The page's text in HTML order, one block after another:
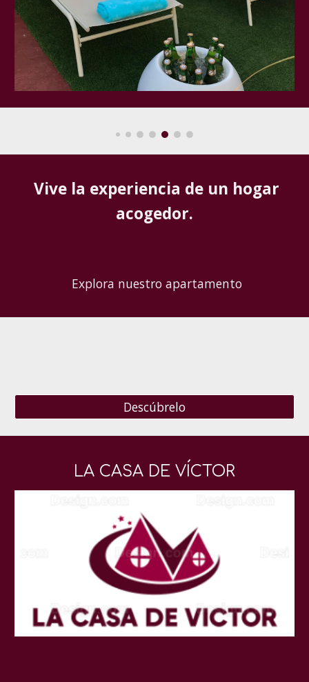
Vive la experiencia de un hogar
acogedor.
Explora nuestro apartamento
Descúbrelo
LA CASA DE VÍCTOR